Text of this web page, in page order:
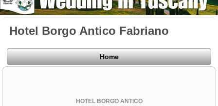
Hotel Borgo Antico Fabriano
Home
HOTEL BORGO ANTICO